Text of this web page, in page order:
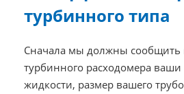
турбинного типа
Сначала мы должны сообщить
турбинного расходомера
жидкости, размер вашего